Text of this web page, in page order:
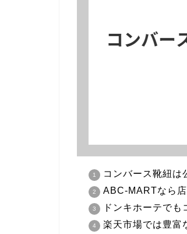
コンバース靴紐は
ABC-MARTなら
ドンキホーテで
楽天市場では豊富